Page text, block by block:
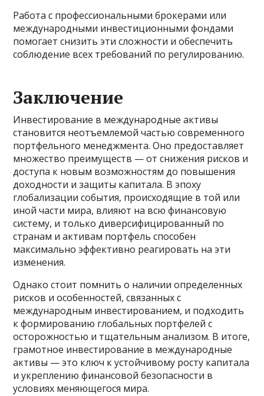
Работа с профессиональными брокерами или
международными инвестиционными фондами
помогает снизить эти сложности и обеспечить
соблюдение всех требований по регулированию.
Заключение
Инвестирование в международные активы
становится неотъемлемой частью современного
портфельного менеджмента. Оно предоставляет
множество преимуществ — от снижения рисков и
доступа к новым возможностям до повышения
доходности и защиты капитала. В эпоху
глобализации события, происходящие в той или
иной части мира, влияют на всю финансовую
систему, и только диверсифицированный по
странам и активам портфель способен
максимально эффективно реагировать на эти
изменения.
Однако стоит помнить о наличии определенных
рисков и особенностей, связанных с
международным инвестированием, и подходить
к формированию глобальных портфелей с
осторожностью и тщательным анализом. В итоге,
грамотное инвестирование в международные
активы — это ключ к устойчивому росту капитала
и укреплению финансовой безопасности в
условиях меняющегося мира.